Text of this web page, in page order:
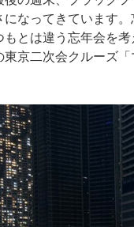
になってきています
もとは違う忘年会を
東京二次会クルーズ